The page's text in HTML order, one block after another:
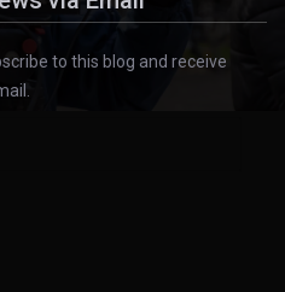
to this blog and receive